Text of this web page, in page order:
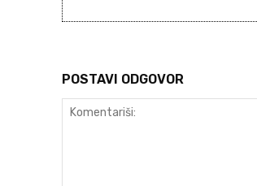
POSTAVI ODGOVOR